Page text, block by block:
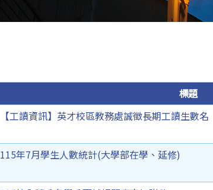
標題
【工讀資訊】英才校區教務處誠徵長期工讀生數名
115年7月學生人數統計(大學部在學、延修)